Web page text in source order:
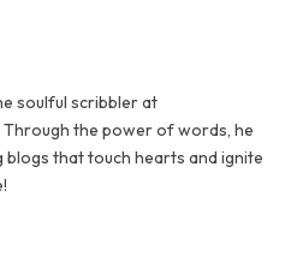
soulful scribbler at
Through the power of words, he
blogs that touch hearts and ignite